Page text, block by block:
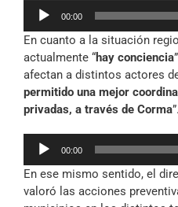
Reproductor
audio
00:00
En cuanto a la situación
actualmente “hay conciencia
afectan a distintos actores
permitido una mejor
privadas, a través de Corma”.
Reproductor
audio
00:00
En ese mismo sentido, el
valoró las acciones